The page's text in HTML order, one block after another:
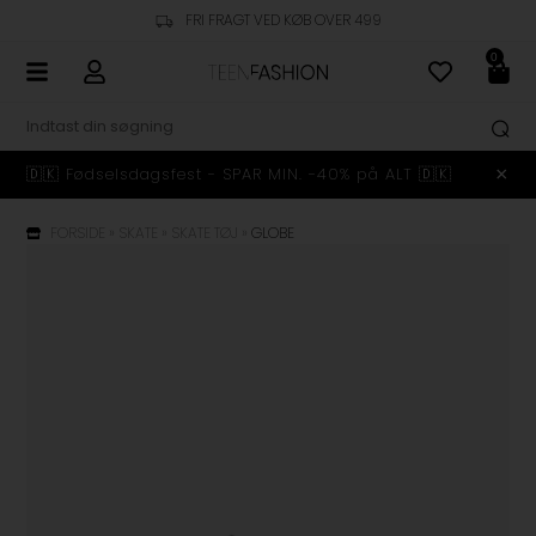
FRI FRAGT VED KØB OVER 499
0
🇩🇰 Fødselsdagsfest - SPAR MIN. -40% på ALT 🇩🇰
»GLOBE